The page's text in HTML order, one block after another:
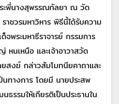
ระพี่นางสุพรรณกัลยา ณ วัด
าชวรมหาวิหาร พิธีนี้ได้รับความ
จพระมหาธีราจารย์ กรรมการ
หนเหนือ และเจ้าอาวาสวัด
ยสงฆ์ กล่าวสัมโมทนียคาถาและ
นทางการ โดยมี นายประสพ
ธรรมให้เกียรติเป็นประธานใน